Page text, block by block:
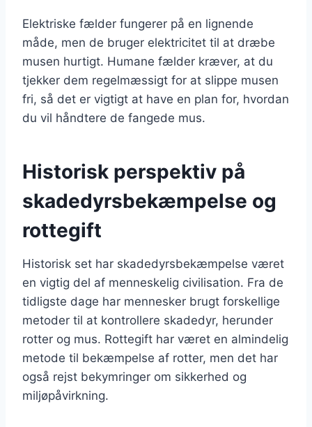
Elektriske fælder fungerer på en lignende
måde, men de bruger elektricitet til at dræbe
musen hurtigt. Humane fælder kræver, at du
tjekker dem regelmæssigt for at slippe musen
fri, så det er vigtigt at have en plan for, hvordan
du vil håndtere de fangede mus.
Historisk perspektiv på
skadedyrsbekæmpelse og
rottegift
Historisk set har skadedyrsbekæmpelse været
en vigtig del af menneskelig civilisation. Fra de
tidligste dage har mennesker brugt forskellige
metoder til at kontrollere skadedyr, herunder
rotter og mus. Rottegift har været en almindelig
metode til bekæmpelse af rotter, men det har
også rejst bekymringer om sikkerhed og
miljøpåvirkning.